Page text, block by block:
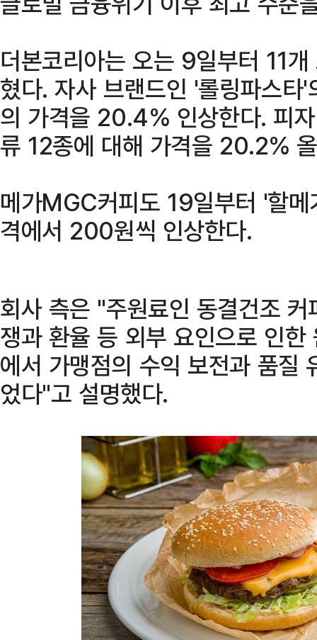
더본코리아는 오는 9일부터 11
혔다. 자사 브랜드인 '롤링파스타
의 가격을 20.4% 인상한다. 피
류 12종에 대해 가격을 20.2%
메가MGC커피도 19일부터 '할
격에서 200원씩 인상한다.
회사 측은 "주원료인 동결건조
쟁과 환율 등 외부 요인으로 인
에서 가맹점의 수익 보전과 품질
었다"고 설명했다.